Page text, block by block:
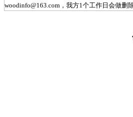
woodinfo@163.com，我方1个工作日会做删除